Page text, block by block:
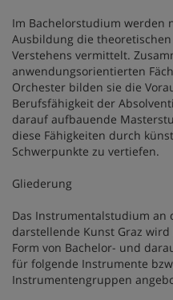
Im Bachelorstudium werden
Ausbildung die
Verstehens vermittelt.
anwendungsorientierten
Orchester bilden sie die
Berufsfähigkeit der
darauf aufbauende
diese Fähigkeiten durch
Schwerpunkte zu vertiefen.
Gliederung
Das Instrumentalstudium
darstellende Kunst Graz wird
Form von Bachelor- und
für folgende Instrumente
Instrumentengruppen